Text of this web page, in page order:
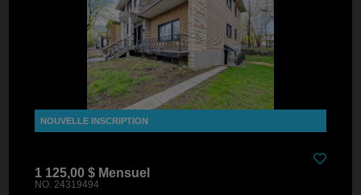
1 125,00 $ Mensuel
NO. 24319494